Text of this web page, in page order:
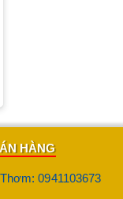
HÀNG
0941103673